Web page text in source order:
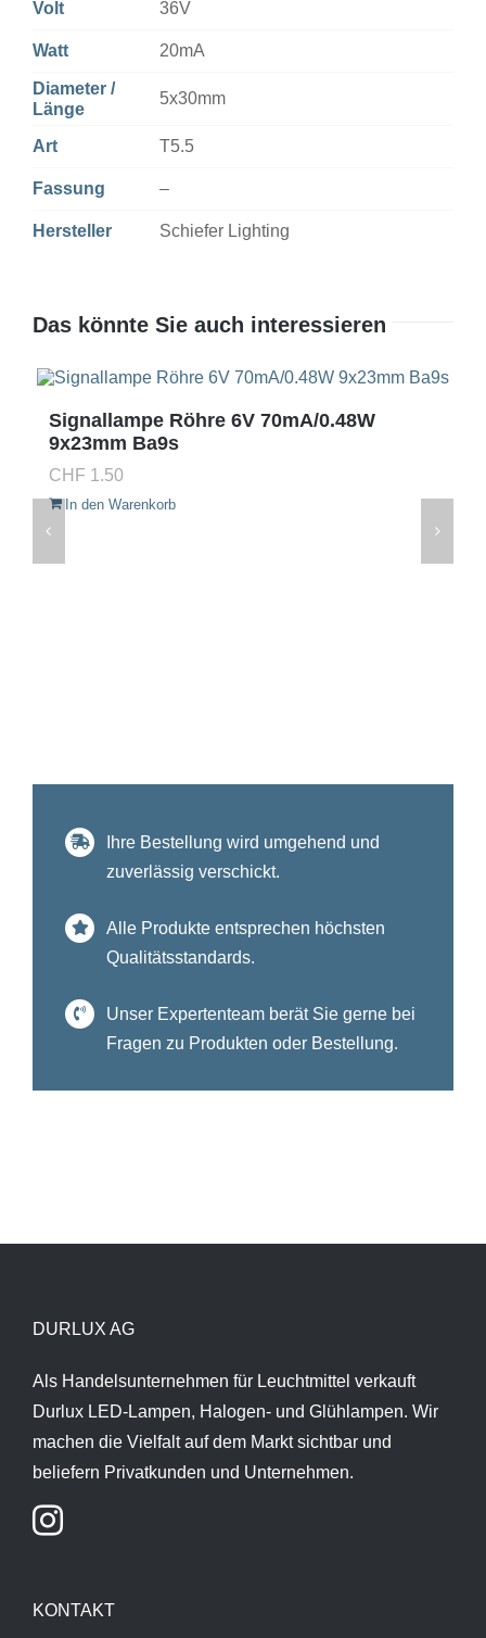
Volt 36V
Watt 20mA
Diameter /
Länge
5x30mm
Art T5.5
Fassung –
Hersteller Schiefer Lighting
Das könnte Sie auch interessieren
Signallampe Röhre 6V 70mA/0.48W
9x23mm Ba9s
CHF 1.50
In den Warenkorb
Ihre Bestellung wird umgehend und
zuverlässig verschickt.
Alle Produkte entsprechen höchsten
Qualitätsstandards.
Unser Expertenteam berät Sie gerne bei
Fragen zu Produkten oder Bestellung.
DURLUX AG
Als Handelsunternehmen für Leuchtmittel verkauft
Durlux LED-Lampen, Halogen- und Glühlampen. Wir
machen die Vielfalt auf dem Markt sichtbar und
beliefern Privatkunden und Unternehmen.
KONTAKT